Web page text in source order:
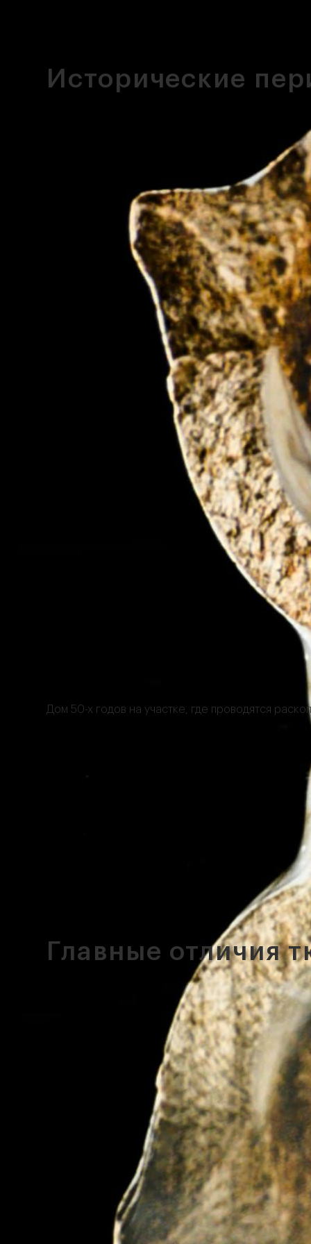
Исторические
Дом 50-х годов на участке, где проводятся
Главные отличия